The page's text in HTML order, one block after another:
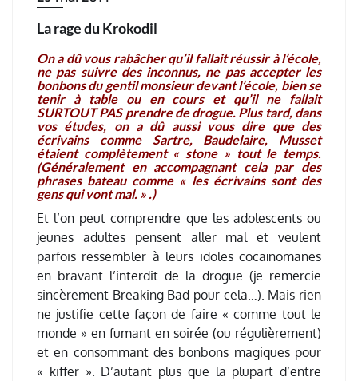
La rage du Krokodil
On a dû vous rabâcher qu’il fallait réussir à l’école,
ne pas suivre des inconnus, ne pas accepter les
bonbons du gentil monsieur devant l’école, bien se
tenir à table ou en cours et qu’il ne fallait
SURTOUT PAS prendre de drogue. Plus tard, dans
vos études, on a dû aussi vous dire que des
écrivains comme Sartre, Baudelaire, Musset
étaient complètement « stone » tout le temps.
(Généralement en accompagnant cela par des
phrases bateau comme « les écrivains sont des
gens qui vont mal. » .)
Et l’on peut comprendre que les adolescents ou
jeunes adultes pensent aller mal et veulent
parfois ressembler à leurs idoles cocaïnomanes
en bravant l’interdit de la drogue (je remercie
sincèrement Breaking Bad pour cela…). Mais rien
ne justifie cette façon de faire « comme tout le
monde » en fumant en soirée (ou régulièrement)
et en consommant des bonbons magiques pour
« kiffer ». D’autant plus que la plupart d’entre